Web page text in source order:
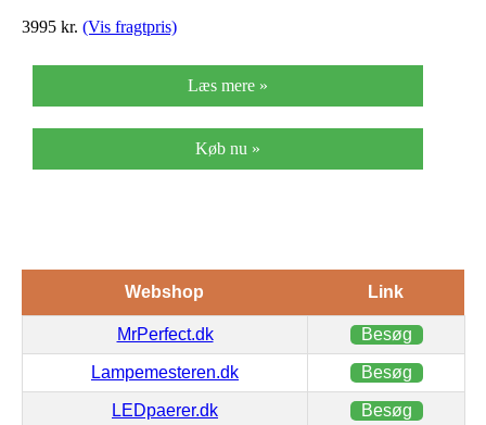
3995 kr. (Vis fragtpris)
Læs mere »
Køb nu »
Webshop Link
MrPerfect.dk Besøg
Lampemesteren.dk Besøg
LEDpaerer.dk Besøg